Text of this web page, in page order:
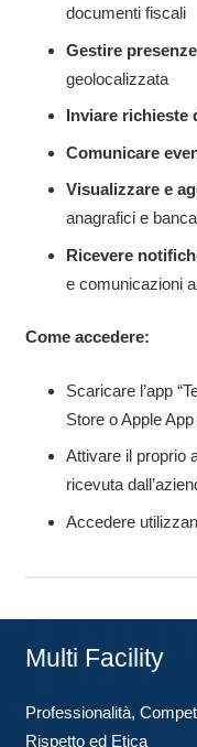
documenti fiscali
Gestire
geolocalizzata
Inviare richieste
Comunicare
Visualizzare e
anagrafici e
Ricevere
e comunicazioni
Come accedere:
Scaricare l’app
Store o Apple
Attivare il proprio
ricevuta
Accedere
Multi Facility
Professionalità,
Rispetto ed Etica